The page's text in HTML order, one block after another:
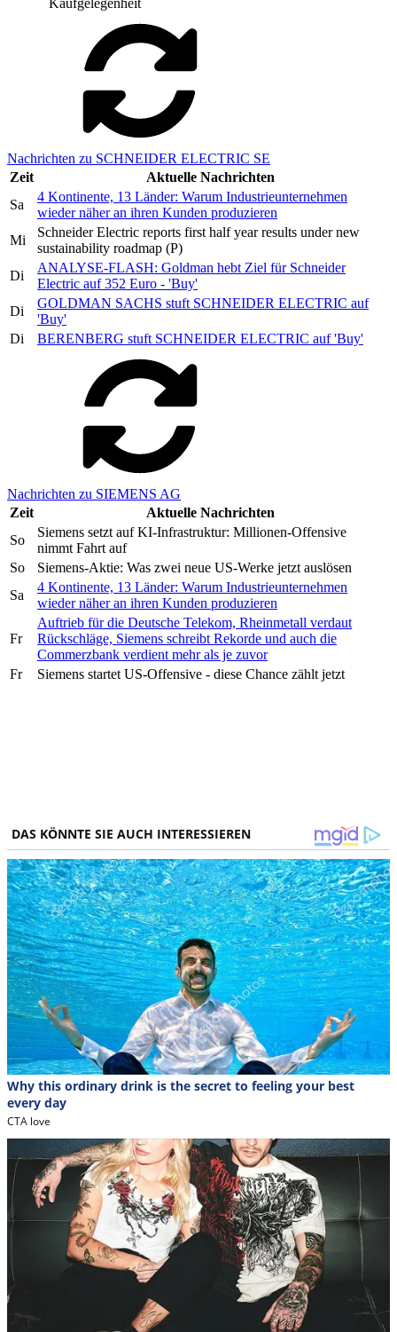
Nachrichten zu SCHNEIDER ELECTRIC SE
Zeit
Aktuelle Nachrichten
Sa
4 Kontinente, 13 Länder: Warum Industrieunternehmen
wieder näher an ihren Kunden produzieren
Mi
Schneider Electric reports first half year results under new
sustainability roadmap (P)
Di
ANALYSE-FLASH: Goldman hebt Ziel für Schneider
Electric auf 352 Euro - 'Buy'
Di
GOLDMAN SACHS stuft SCHNEIDER ELECTRIC auf
'Buy'
Di
BERENBERG stuft SCHNEIDER ELECTRIC auf 'Buy'
Nachrichten zu SIEMENS AG
Zeit
Aktuelle Nachrichten
So
Siemens setzt auf KI-Infrastruktur: Millionen-Offensive
nimmt Fahrt auf
So
Siemens-Aktie: Was zwei neue US-Werke jetzt auslösen
Sa
4 Kontinente, 13 Länder: Warum Industrieunternehmen
wieder näher an ihren Kunden produzieren
Fr
Auftrieb für die Deutsche Telekom, Rheinmetall verdaut
Rückschläge, Siemens schreibt Rekorde und auch die
Commerzbank verdient mehr als je zuvor
Fr
Siemens startet US-Offensive - diese Chance zählt jetzt